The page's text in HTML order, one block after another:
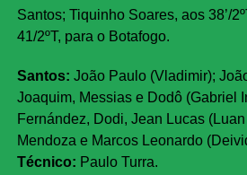
Santos; Tiquinho Soares, aos 38’/
41/2ºT, para o Botafogo.
Santos: João Paulo (Vladimir);
Joaquim, Messias e Dodô (Gabriel
Fernández, Dodi, Jean Lucas
Mendoza e Marcos Leonardo
Técnico: Paulo Turra.